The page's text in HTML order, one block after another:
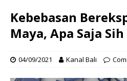
Kebebasan
Maya, Apa Saja
04/09/2021 Kanal Bali